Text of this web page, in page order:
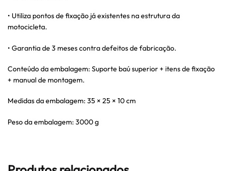
• Utiliza pontos de fixação já existentes na estrutura da
motocicleta.
• Garantia de 3 meses contra defeitos de fabricação.
Conteúdo da embalagem: Suporte baú superior + itens de fixação
+ manual de montagem.
Medidas da embalagem: 35 × 25 × 10 cm
Peso da embalagem: 3000 g